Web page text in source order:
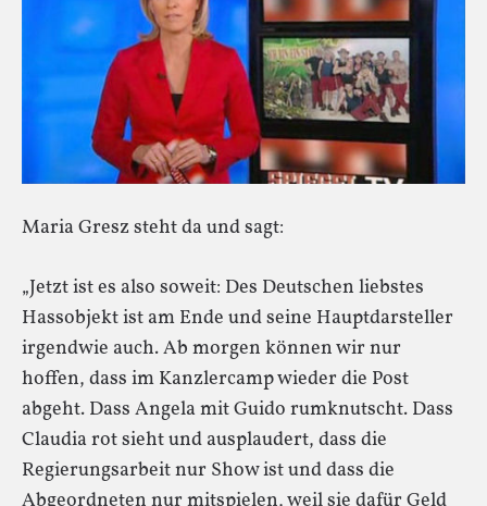
Maria Gresz steht da und sagt:
„Jetzt ist es also soweit: Des Deutschen liebstes
Hassobjekt ist am Ende und seine Hauptdarsteller
irgendwie auch. Ab morgen können wir nur
hoffen, dass im Kanzlercamp wieder die Post
abgeht. Dass Angela mit Guido rumknutscht. Dass
Claudia rot sieht und ausplaudert, dass die
Regierungsarbeit nur Show ist und dass die